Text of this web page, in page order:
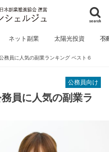
search
ネット副業 太陽光投資 不
務員に人気の副業ランキング ベスト６
公務員向け
員に人気の副業ラ